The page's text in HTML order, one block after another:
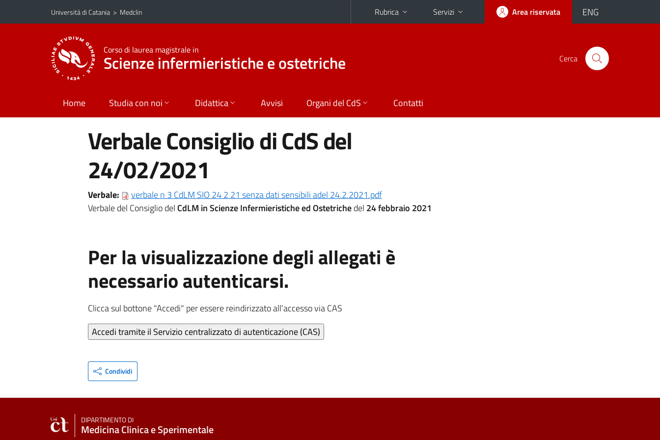
Vai al contenuto principale
Vai al menu di navigazione
Università di Catania > Medclin Rubrica Servizi Area riservata ENG
Corso di laurea magistrale in
Scienze infermieristiche e ostetriche Cerca
Home Studia con noi Didattica Avvisi Organi del CdS Contatti
Verbale Consiglio di CdS del
24/02/2021
Verbale:
verbale n 3 CdLM SIO 24 2 21 senza dati sensibili adel 24.2.2021.pdf
Verbale del Consiglio del CdLM in Scienze Infermieristiche ed Ostetrichedel 24 febbraio 2021
Per la visualizzazione degli allegati è
necessario autenticarsi.
Clicca sul bottone "Accedi" per essere reindirizzato all'accesso via CAS
Condividi
DIPARTIMENTO DI
Medicina Clinica e Sperimentale